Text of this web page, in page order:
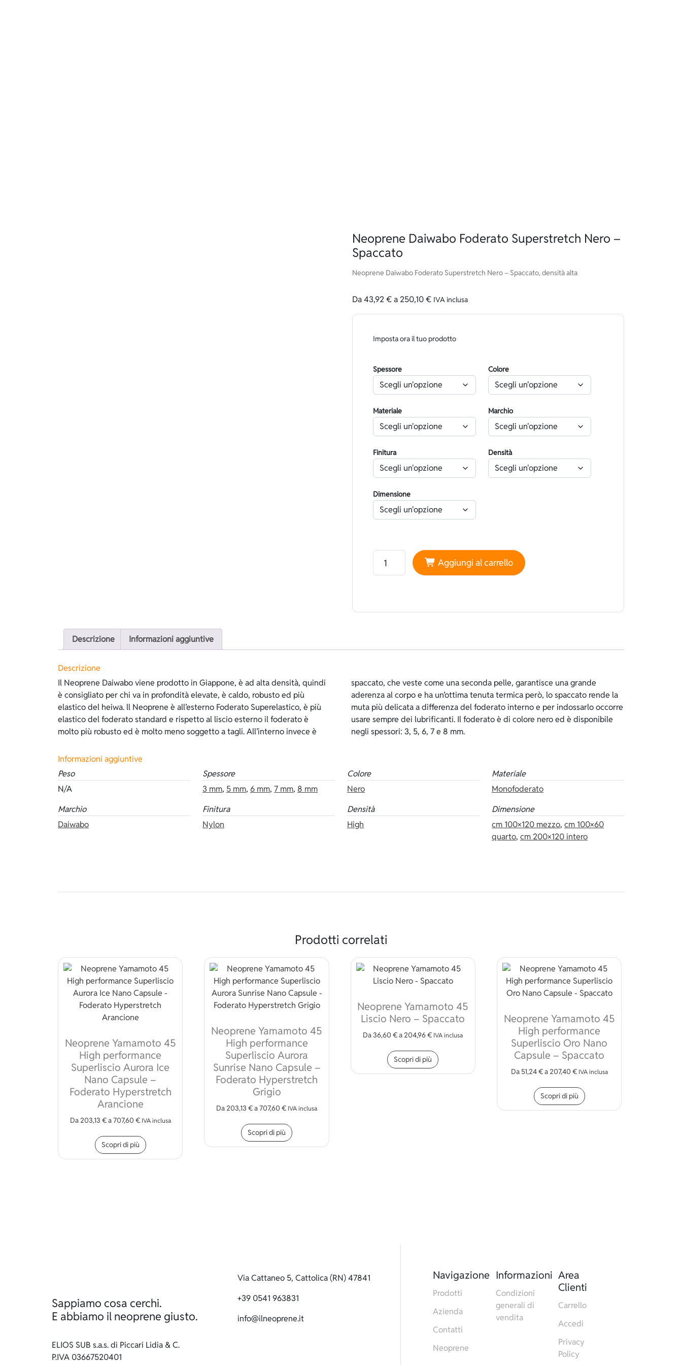
Neoprene Daiwabo Foderato Superstretch Nero –
Spaccato
Neoprene Daiwabo Foderato Superstretch Nero – Spaccato, densità alta
Da43,92€a 250,10€ IVA inclusa
Imposta ora il tuo prodotto
Spessore Colore
Materiale Marchio
Finitura Densità
Dimensione
Neoprene Daiwabo Foderato Superstretch Nero - Spaccato quantità
Aggiungi al carrello
Descrizione Informazioni aggiuntive
Descrizione
Il Neoprene Daiwabo viene prodotto in Giappone, è ad alta densità, quindi
è consigliato per chi va in profondità elevate, è caldo, robusto ed più
elastico del heiwa. ll Neoprene è all’esterno Foderato Superelastico, è più
elastico del foderato standard e rispetto al liscio esterno il foderato è
molto più robusto ed è molto meno soggetto a tagli. All’interno invece è
spaccato, che veste come una seconda pelle, garantisce una grande
aderenza al corpo e ha un’ottima tenuta termica però, lo spaccato rende la
muta più delicata a differenza del foderato interno e per indossarlo occorre
usare sempre dei lubrificanti. Il foderato è di colore nero ed è disponibile
negli spessori: 3, 5, 6, 7 e 8 mm.
Informazioni aggiuntive
Peso
N/A
Spessore
3 mm, 5 mm, 6 mm, 7 mm, 8 mm
Colore
Nero
Materiale
Monofoderato
Marchio
Daiwabo
Finitura
Nylon
Densità
High
Dimensione
cm 100×120 mezzo, cm 100×60
quarto, cm 200×120 intero
Prodotti correlati
Neoprene Yamamoto 45
High performance
Superliscio Aurora Ice
Nano Capsule –
Foderato Hyperstretch
Arancione
Da203,13 €a707,60 € IVA inclusa
Scopri di più
Questo prodotto ha più varianti. Le opzioni possono essere scelte nella pagina del prodotto
Neoprene Yamamoto 45
High performance
Superliscio Aurora
Sunrise Nano Capsule –
Foderato Hyperstretch
Grigio
Da203,13 €a707,60 € IVA inclusa
Scopri di più
Neoprene Yamamoto 45
Liscio Nero – Spaccato
Da36,60€a204,96€ IVA inclusa
Scopri di più
Questo prodotto ha più varianti. Le opzioni possono essere scelte
Neoprene Yamamoto 45
High performance
Superliscio Oro Nano
Capsule – Spaccato
Da 51,24€a207,40 € IVA inclusa
Scopri di più
Sappiamo cosa cerchi.
E abbiamo il neoprene giusto.
ELIOS SUB s.a.s. di Piccari Lidia & C.
P.IVA 03667520401
Via Cattaneo 5, Cattolica (RN) 47841
+39 0541 963831
info@ilneoprene.it
Navigazione
Prodotti
Azienda
Contatti
Neoprene
Informazioni
Condizioni
generali di
vendita
Area
Clienti
Carrello
Accedi
Privacy
Policy